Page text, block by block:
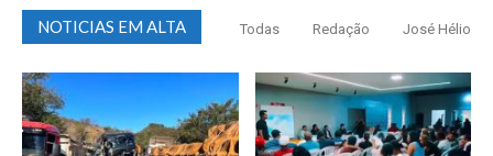
NOTICIAS EM ALTA Todas Redação José Hélio